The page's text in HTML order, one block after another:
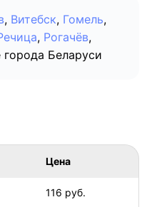
, Витебск, Гомель,
, Рогачёв,
города Беларуси
Цена
116 руб.